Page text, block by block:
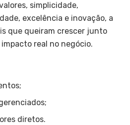
simplicidade,
excelência e inovação, a
que queiram crescer junto
real no negócio.
diretos.